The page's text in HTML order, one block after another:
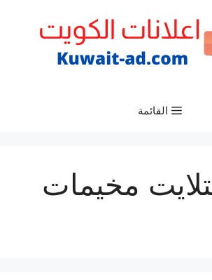
القائمة
مخيمات